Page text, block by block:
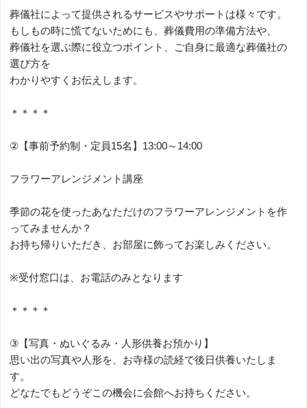
葬儀社によって提供されるサービスやサポートは様々です。
もしもの時に慌てないためにも、葬儀費用の準備方法や、
葬儀社を選ぶ際に役立つポイント、ご自身に最適な葬儀社の
選び方を
わかりやすくお伝えします。
＊＊＊＊
②【事前予約制・定員15名】13:00～14:00
フラワーアレンジメント講座
季節の花を使ったあなただけのフラワーアレンジメントを作
ってみませんか？
お持ち帰りいただき、お部屋に飾ってお楽しみください。
※受付窓口は、お電話のみとなります
＊＊＊＊
③【写真・ぬいぐるみ・人形供養お預かり】
思い出の写真や人形を、お寺様の読経で後日供養いたしま
す。
どなたでもどうぞこの機会に会館へお持ちください。